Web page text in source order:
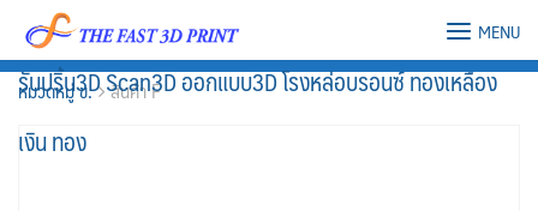
content
รับปริ้น3D Scan3D ออกแบบ3D โรงหล่อบรอนซ์ ทองเหลือง
เงิน ทอง
MENU
หมวดหมู่ ข. สินค้า F